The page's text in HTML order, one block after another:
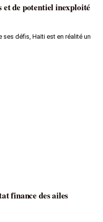
et de potentiel inexploité
ses défis, Haïti est en réalité un
finance des ailes